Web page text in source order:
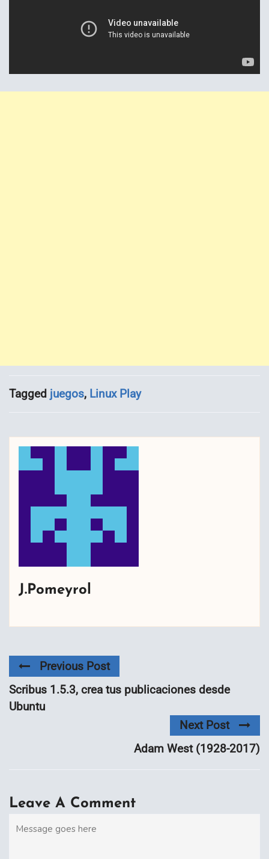
Tagged juegos, Linux Play
J.Pomeyrol
Previous Post
Scribus 1.5.3, crea tus publicaciones desde
Ubuntu
Next Post
Adam West (1928-2017)
Leave A Comment